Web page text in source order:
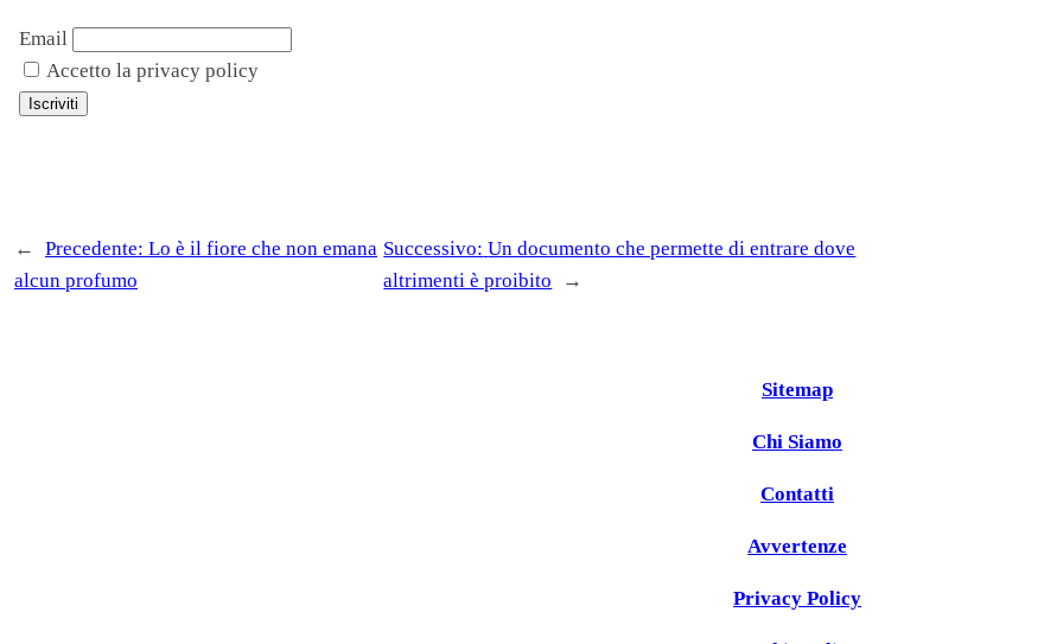
Email
Accetto la privacy policy
← Precedente: Lo è il fiore che non emana
alcun profumo
Successivo: Un documento che permette di entrare dove
altrimenti è proibito
→
Sitemap
Chi Siamo
Contatti
Avvertenze
Privacy Policy